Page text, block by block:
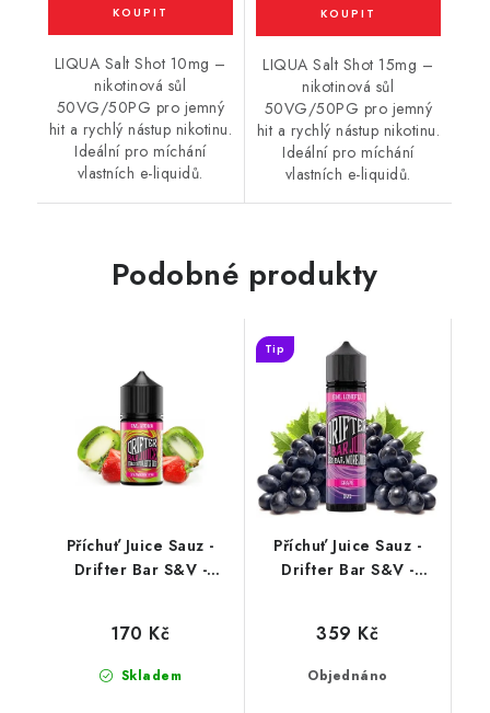
LIQUA Salt Shot 10mg –
nikotinová sůl
50VG/50PG pro jemný
hit a rychlý nástup nikotinu.
Ideální pro míchání
vlastních e-liquidů.
LIQUA Salt Shot 15mg –
nikotinová sůl
50VG/50PG pro jemný
hit a rychlý nástup nikotinu.
Ideální pro míchání
vlastních e-liquidů.
Podobné produkty
Příchuť Juice Sauz -
Drifter Bar S&V -
Skladem
170 Kč
Příchuť Juice Sauz -
Drifter Bar S&V -
Tip
Objednáno
359 Kč